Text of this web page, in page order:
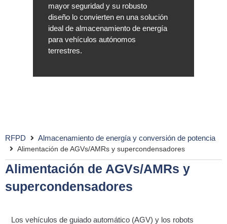
mayor seguridad y su robusto
diseño lo convierten en una solución
ideal de almacenamiento de energía
para vehículos autónomos
terrestres.
RFPD Almacenamiento de energía y conversión de potencia
Alimentación de AGVs/AMRs y supercondensadores
Alimentación de AGVs/AMRs y
supercondensadores
Los vehículos de guiado automático (AGV) y los robots